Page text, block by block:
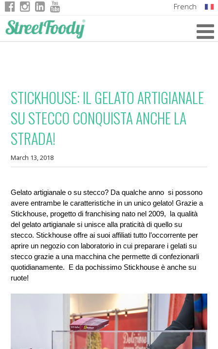
French
STICKHOUSE: IL GELATO ARTIGIANALE
SU STECCO CONQUISTA ANCHE LA
STRADA!
March 13, 2018
Gelato artigianale o su stecco? Da qualche anno  si possono
avere entrambe le caratteristiche in un unico gelato! Grazie a
Stickhouse, progetto di franchising nato nel 2009,  la qualità
del gelato artigianale si unisce alla praticità di quello su
stecco. Stickhouse offre ai suoi affiliati tutto l’occorrente per
aprire un negozio con laboratorio in cui preparare i gelati su
stecco grazie a una macchina che permette di confezionarli
quotidianamente.  E da pochissimo Stickhouse è anche su
ruote!